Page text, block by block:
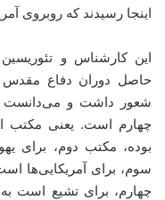
اینجا رسیدند که روبروی
این کارشناس و
حاصل دوران دفاع مقدس
شعور داشت و می‌دانست
چهارم است. یعنی مکتب
بوده، مکتب دوم، برای
سوم، برای آمریکایی‌ها
چهارم، برای تشیع است